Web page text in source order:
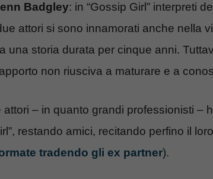
Badgley: in “Gossip Girl” interpreti
attori si sono innamorati anche nella
una storia durata per cinque anni.
non riusciva a maturare e a
– in quanto grandi professionisti –
restando amici, recitando perfino il
tradendo gli ex partner).